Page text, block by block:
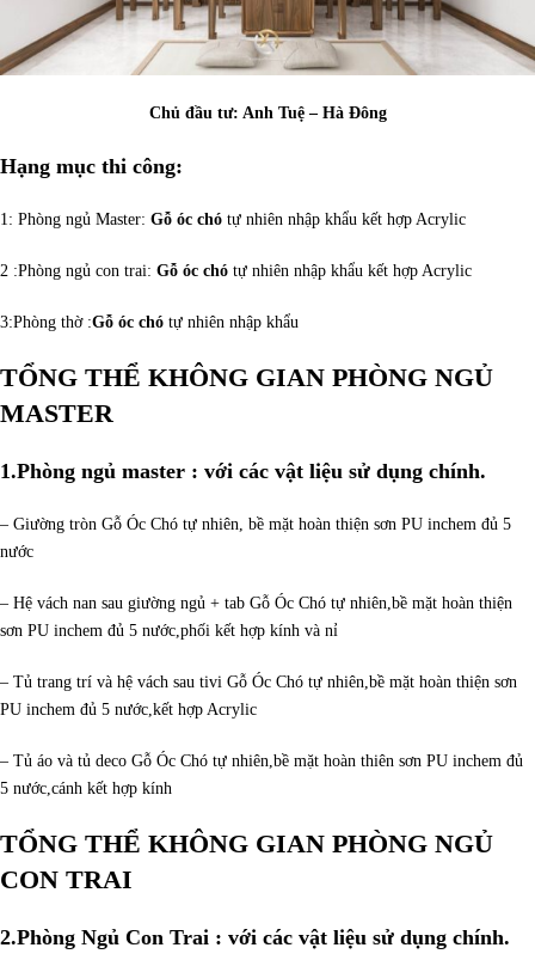
Chủ đầu tư: Anh Tuệ – Hà Đông
Hạng mục thi công:
1: Phòng ngủ Master: Gỗ óc chó tự nhiên nhập khẩu kết hợp Acrylic
2 :Phòng ngủ con trai: Gỗ óc chó tự nhiên nhập khẩu kết hợp Acrylic
3:Phòng thờ :Gỗ óc chó tự nhiên nhập khẩu
TỔNG THỂ KHÔNG GIAN PHÒNG NGỦ
MASTER
1.Phòng ngủ master : với các vật liệu sử dụng chính.
– Giường tròn Gỗ Óc Chó tự nhiên, bề mặt hoàn thiện sơn PU inchem đủ 5
nước
– Hệ vách nan sau giường ngủ + tab Gỗ Óc Chó tự nhiên,bề mặt hoàn thiện
sơn PU inchem đủ 5 nước,phối kết hợp kính và nỉ
– Tủ trang trí và hệ vách sau tivi Gỗ Óc Chó tự nhiên,bề mặt hoàn thiện sơn
PU inchem đủ 5 nước,kết hợp Acrylic
– Tủ áo và tủ deco Gỗ Óc Chó tự nhiên,bề mặt hoàn thiên sơn PU inchem đủ
5 nước,cánh kết hợp kính
TỔNG THỂ KHÔNG GIAN PHÒNG NGỦ
CON TRAI
2.Phòng Ngủ Con Trai : với các vật liệu sử dụng chính.